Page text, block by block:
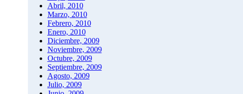
Abril, 2010
Marzo, 2010
Febrero, 2010
Enero, 2010
Diciembre, 2009
Noviembre, 2009
Octubre, 2009
Septiembre, 2009
Agosto, 2009
Julio, 2009